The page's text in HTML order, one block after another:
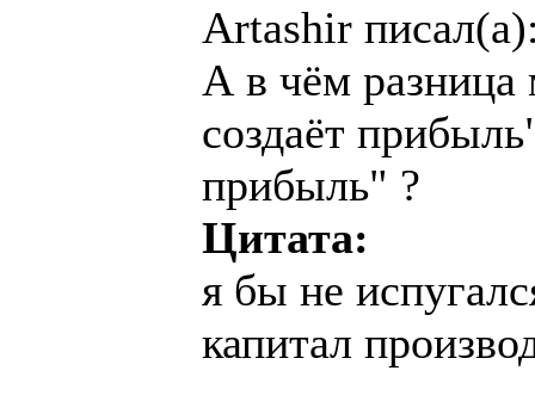
Artashir
А в чём
создаёт
прибыль" ?
Цитата:
я бы не
капитал